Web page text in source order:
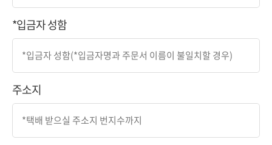
*입금자 성함
주소지